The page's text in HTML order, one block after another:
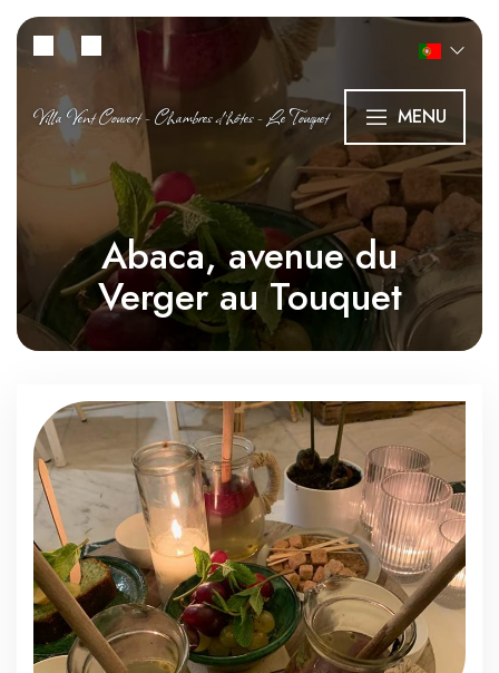
Villa Vent Couvert - Chambres d’hôtes - Le Touquet MENU
Abaca, avenue du
Verger au Touquet